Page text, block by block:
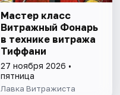
Мастер класс
Витражный Фонарь
в технике витража
Тиффани
27 ноября 2026 •
пятница
Лавка Витражиста